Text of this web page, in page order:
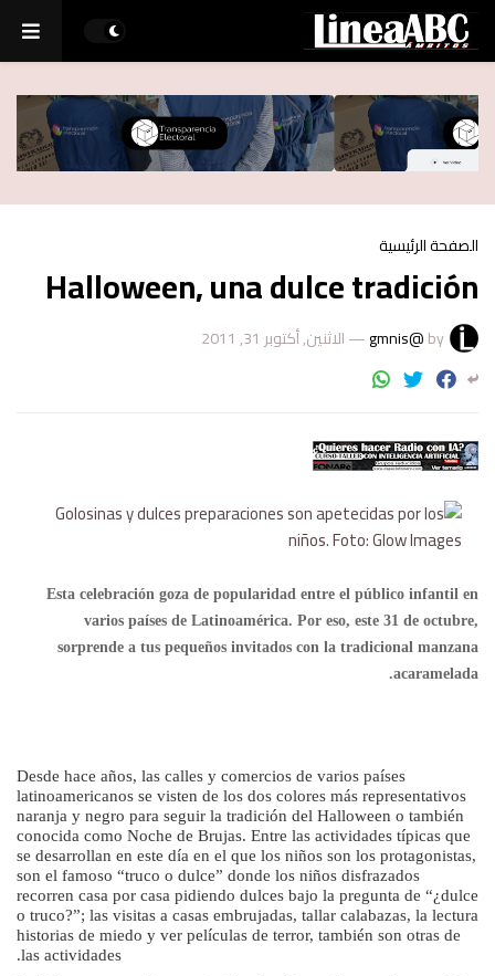
الصفحة الرئيسية
Halloween, una dulce tradición
by
@gmnis
—الاثنين, أكتوبر 31, 2011
Esta celebración goza de popularidad entre el público infantil en
varios países de Latinoamérica. Por eso, este 31 de octubre,
sorprende a tus pequeños invitados con la tradicional manzana
acaramelada.
Desde hace años, las calles y comercios de varios países
latinoamericanos se visten de los dos colores más representativos
naranja y negro para seguir la tradición del Halloween o también
conocida como Noche de Brujas. Entre las actividades típicas que
se desarrollan en este día en el que los niños son los protagonistas,
son el famoso “truco o dulce” donde los niños disfrazados
recorren casa por casa pidiendo dulces bajo la pregunta de “¿dulce
o truco?”; las visitas a casas embrujadas, tallar calabazas, la lectura
historias de miedo y ver películas de terror, también son otras de
las actividades.